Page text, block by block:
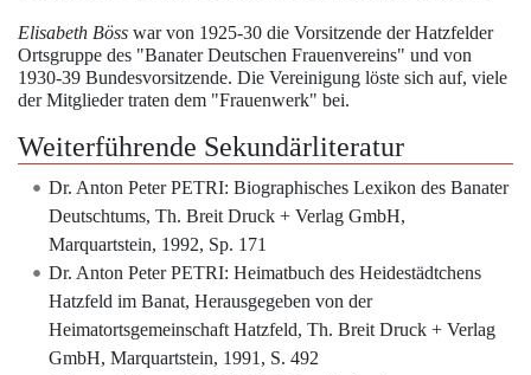
Elisabeth Böss war von 1925-30 die Vorsitzende der Hatzfelder
Ortsgruppe des "Banater Deutschen Frauenvereins" und von
1930-39 Bundesvorsitzende. Die Vereinigung löste sich auf, viele
der Mitglieder traten dem "Frauenwerk" bei.
Weiterführende Sekundärliteratur
Dr. Anton Peter PETRI: Biographisches Lexikon des Banater
Deutschtums, Th. Breit Druck + Verlag GmbH,
Marquartstein, 1992, Sp. 171
Dr. Anton Peter PETRI: Heimatbuch des Heidestädtchens
Hatzfeld im Banat, Herausgegeben von der
Heimatortsgemeinschaft Hatzfeld, Th. Breit Druck + Verlag
GmbH, Marquartstein, 1991, S. 492